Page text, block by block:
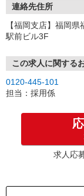
連絡先住所
【福岡支店】福岡
駅前ビル3F
この求人に関する
0120-445-101
担当：採用係
求人応